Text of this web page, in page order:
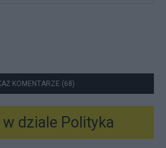
KOMENTARZE (68)
dziale Polityka